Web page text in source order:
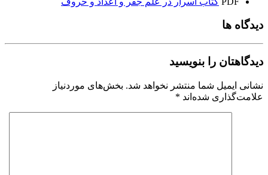
دیدگاه ها
دیدگاهتان را بنویسید
نشانی ایمیل شما منتشر نخواهد شد. بخش‌های موردنیاز
علامت‌گذاری شده‌اند *